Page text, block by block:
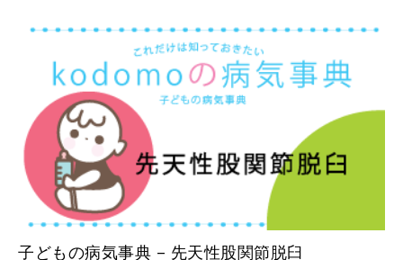
子どもの病気事典 – 先天性股関節脱臼